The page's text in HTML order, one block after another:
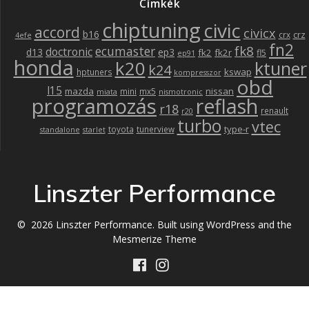
Címkék
4efe accord b16 chiptuningcivic civicx crx crz
d13 doctronicecumaster ep3 ep91 fk2 fk2r fk8 fl5 fn2
honda hptuners k20 k24 kompresszor kswap ktuner
l15 mazda miata mini mx5 nismotronic nissan obd
programozás r18 r20 reflash renault
standalone starlet toyota tunerview turbo type-r vtec
Linszter Performance
© 2026 Linszter Performance. Built using WordPress and the
Mesmerize Theme